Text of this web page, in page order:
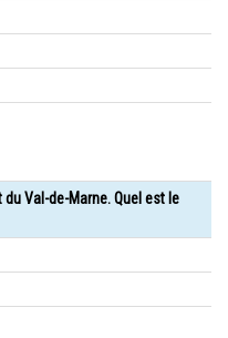
Val-de-Marne. Quel est le